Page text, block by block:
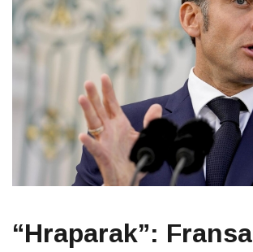
“Hraparak”: Fransa